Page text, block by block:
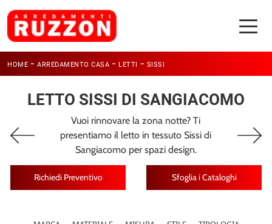
HOME - ARREDAMENTO CASA - LETTI - SISSI
LETTO SISSI DI SANGIACOMO
Vuoi rinnovare la zona notte? Ti
presentiamo il letto in tessuto Sissi di
Sangiacomo per spazi design.
Richiedi Preventivo Sfoglia i Cataloghi